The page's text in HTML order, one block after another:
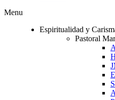
Menu
Espiritualidad y
Pastoral